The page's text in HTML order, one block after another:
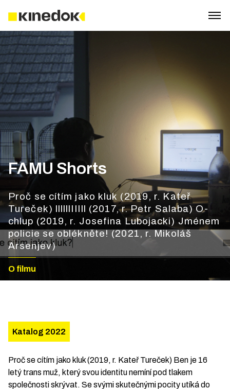
FAMU Shorts
Proč se cítím jako kluk (2019, r. Kateř
Tureček) llllllIIIIl (2017, r. Petr Salaba) O-
chlup (2019, r. Josefina Lubojacki) Jménem
policie se oblékněte! (2021, r. Mikoláš
Arsenjev)
O filmu
Katalog 2022
Proč se cítím jako kluk (2019, r. Kateř Tureček) Ben je 16
letý trans muž, který svou identitu nemíní pod tlakem
společnosti skrývat. Se svými skutečnými pocity utíká do